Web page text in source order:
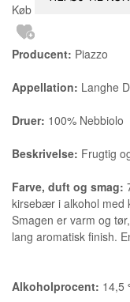
Køb
Producent: Piazzo
Appellation: Langhe
Druer: 100% Nebbiolo
Beskrivelse: Frugtig
Farve, duft og smag:
kirsebær i alkohol med
Smagen er varm og
lang aromatisk finish.
Alkoholprocent: 14,5